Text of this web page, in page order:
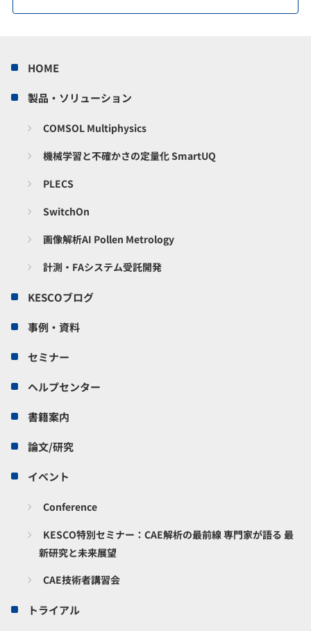
HOME
製品・ソリューション
COMSOL Multiphysics
機械学習と不確かさの定量化 SmartUQ
PLECS
SwitchOn
画像解析AI Pollen Metrology
計測・FAシステム受託開発
KESCOブログ
事例・資料
セミナー
ヘルプセンター
書籍案内
論文/研究
イベント
Conference
KESCO特別セミナー：CAE解析の最前線 専門家が語る 最
新研究と未来展望
CAE技術者講習会
トライアル